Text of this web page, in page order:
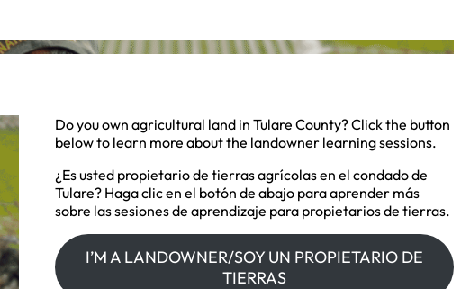
Agrícolas
Do you own agricultural land in Tulare County? Click the button
below to learn more about the landowner learning sessions.
¿Es usted propietario de tierras agrícolas en el condado de
Tulare? Haga clic en el botón de abajo para aprender más
sobre las sesiones de aprendizaje para propietarios de tierras.
I’M A LANDOWNER/SOY UN PROPIETARIO DE
TIERRAS